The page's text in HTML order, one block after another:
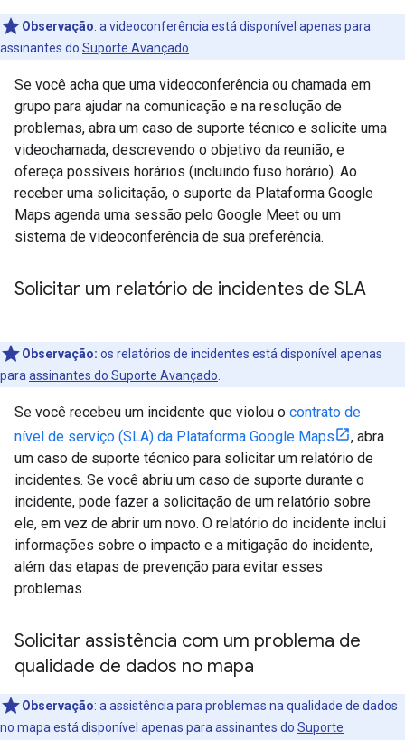
Observação: a videoconferência está disponível apenas para
assinantes do Suporte Avançado
Se você acha que uma videoconferência ou chamada em
grupo para ajudar na comunicação e na resolução de
problemas, abra um caso de suporte técnico e solicite uma
videochamada, descrevendo o objetivo da reunião, e
ofereça possíveis horários (incluindo fuso horário). Ao
receber uma solicitação, o suporte da Plataforma Google
Maps agenda uma sessão pelo Google Meet ou um
sistema de videoconferência de sua preferência.
Solicitar um relatório de incidentes de SLA
Observação: os relatórios de incidentes está disponível apenas
para assinantes do Suporte Avançado
Se você recebeu um incidente que violou o contrato de
nível de serviço (SLA) da Plataforma Google Maps
, abra
um caso de suporte técnico para solicitar um relatório de
incidentes. Se você abriu um caso de suporte durante o
incidente, pode fazer a solicitação de um relatório sobre
ele, em vez de abrir um novo. O relatório do incidente inclui
informações sobre o impacto e a mitigação do incidente,
além das etapas de prevenção para evitar esses
problemas.
Solicitar assistência com um problema de
qualidade de dados no mapa
Observação: a assistência para problemas na qualidade de dados
no mapa está disponível apenas para assinantes do Suporte